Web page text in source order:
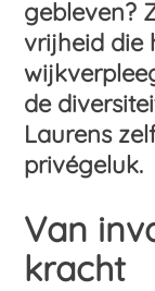
gebleven?
vrijheid die
de
Laurens
privégeluk.
Van
kracht